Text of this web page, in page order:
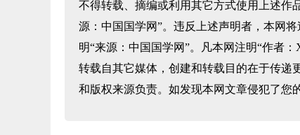
不得转载、摘编或利用其它方式使用上述作
源：中国国学网”。违反上述声明者，本网
明“来源：中国国学网”。凡本网注明“作者
转载自其它媒体，创建和转载目的在于传递
和版权来源负责。如发现本网文章侵犯了您